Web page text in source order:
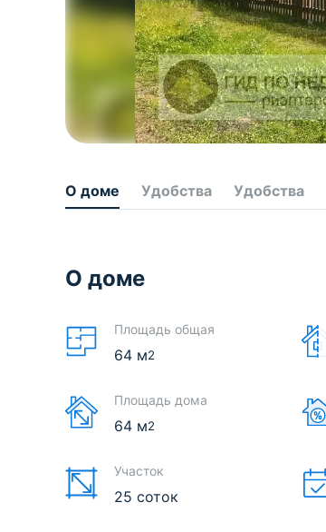
О доме Удобства Удобства
О доме
Площадь общая
64 м2
Площадь дома
64 м2
Участок
25 соток